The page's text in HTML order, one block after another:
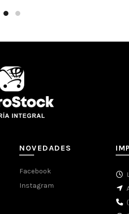
NOVEDADES
Facebook
Instagram